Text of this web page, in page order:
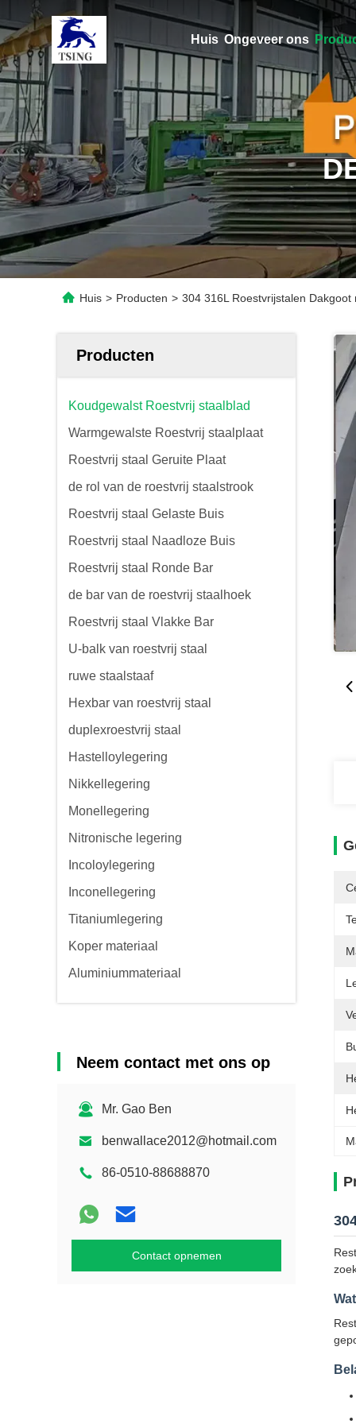
Huis Ongeveer ons
Huis > Producten > 304 316L Roestvrijstalen
Producten
Koudgewalst Roestvrij staalblad
Warmgewalste Roestvrij staalplaat
Roestvrij staal Geruite Plaat
de rol van de roestvrij staalstrook
Roestvrij staal Gelaste Buis
Roestvrij staal Naadloze Buis
Roestvrij staal Ronde Bar
de bar van de roestvrij staalhoek
Roestvrij staal Vlakke Bar
U-balk van roestvrij staal
ruwe staalstaaf
Hexbar van roestvrij staal
duplexroestvrij staal
Hastelloylegering
Nikkellegering
Monellegering
Nitronische legering
Incoloylegering
Inconellegering
Titaniumlegering
Koper materiaal
Aluminiummateriaal
Neem contact met ons op
Mr. Gao Ben
benwallace2012@hotmail.com
86-0510-88688870
Contact opnemen